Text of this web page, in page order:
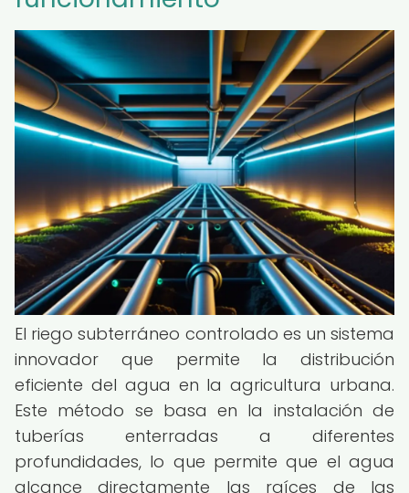
El riego subterráneo controlado es un sistema
innovador que permite la distribución
eficiente del agua en la agricultura urbana.
Este método se basa en la instalación de
tuberías enterradas a diferentes
profundidades, lo que permite que el agua
alcance directamente las raíces de las